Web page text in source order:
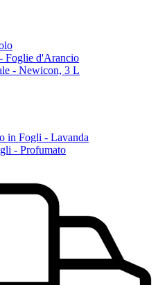
Foglie d'Arancio
- Newicon, 3 L
in Fogli - Lavanda
- Profumato